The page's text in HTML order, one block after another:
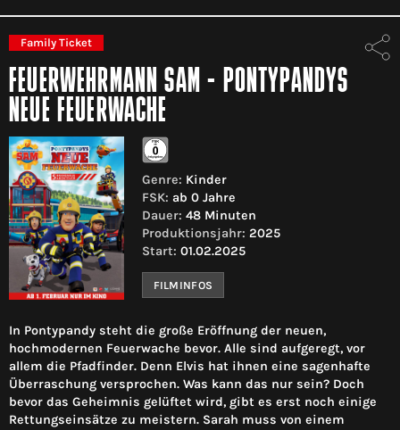
Family Ticket
FEUERWEHRMANN SAM - PONTYPANDYS
NEUE FEUERWACHE
Genre: Kinder
FSK: ab 0 Jahre
Dauer: 48 Minuten
Produktionsjahr: 2025
Start: 01.02.2025
FILMINFOS
In Pontypandy steht die große Eröffnung der neuen,
hochmodernen Feuerwache bevor. Alle sind aufgeregt, vor
allem die Pfadfinder. Denn Elvis hat ihnen eine sagenhafte
Überraschung versprochen. Was kann das nur sein? Doch
bevor das Geheimnis gelüftet wird, gibt es erst noch einige
Rettungseinsätze zu meistern. Sarah muss von einem